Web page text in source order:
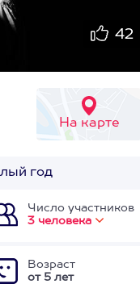
42
На карте
год
Число участников
3 человека
Возраст
от 5 лет